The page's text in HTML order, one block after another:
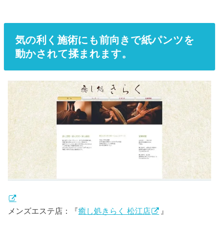
気の利く施術にも前向きで紙パンツを
動かされて揉まれます。
メンズエステ店：『癒し処きらく 松江店 』